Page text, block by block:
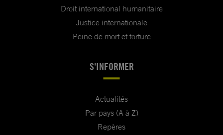
Droit international humanitaire
Justice internationale
Peine de mort et torture
S'INFORMER
Actualités
Par pays (A à Z)
Repères